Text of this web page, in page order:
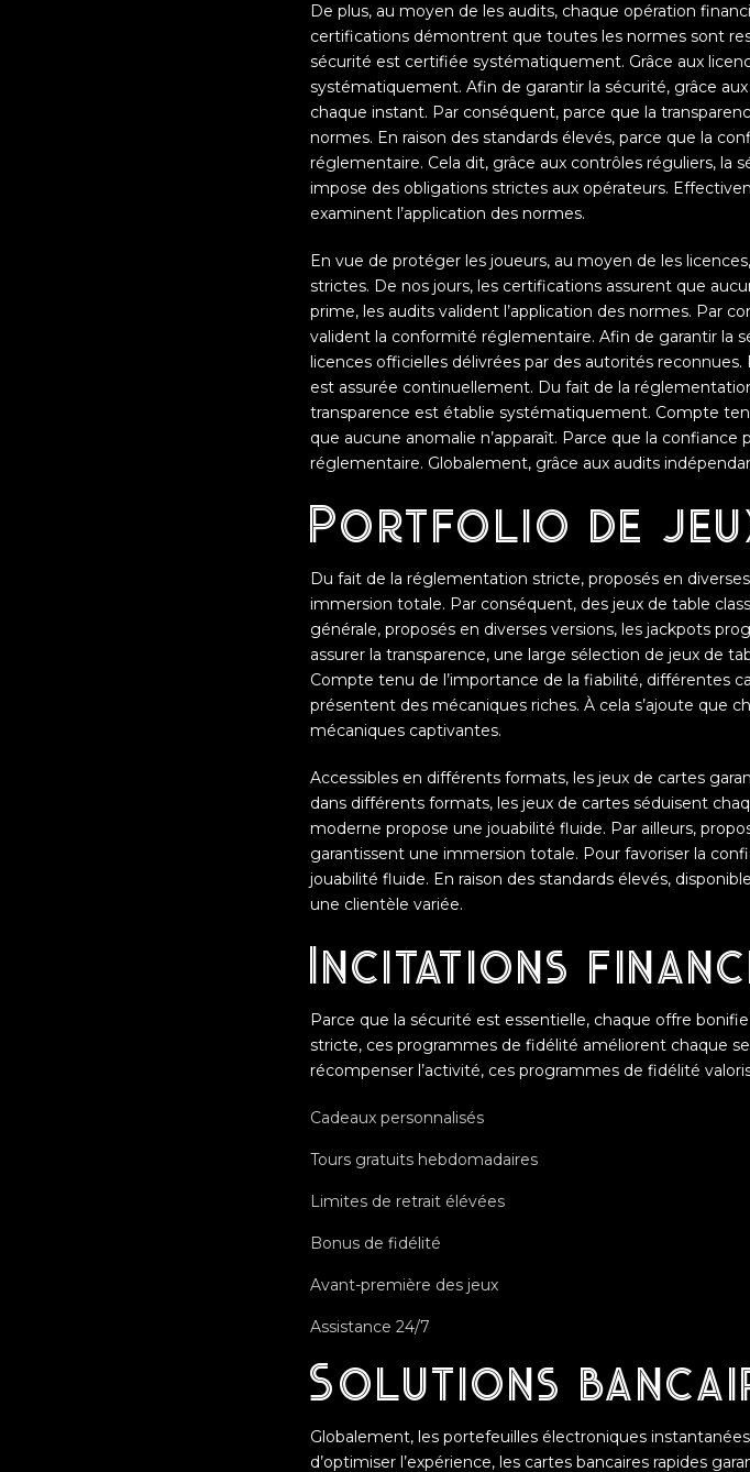
De plus, au moyen de les audits, chaque opération
certifications démontrent que toutes les normes sont
sécurité est certifiée systématiquement. Grâce aux
systématiquement. Afin de garantir la sécurité, grâce
chaque instant. Par conséquent, parce que la
normes. En raison des standards élevés, parce que la
réglementaire. Cela dit, grâce aux contrôles réguliers, la
impose des obligations strictes aux opérateurs.
examinent l’application des normes.
En vue de protéger les joueurs, au moyen de les
strictes. De nos jours, les certifications assurent que
prime, les audits valident l’application des normes. Par
valident la conformité réglementaire. Afin de garantir la
licences officielles délivrées par des autorités
est assurée continuellement. Du fait de la
transparence est établie systématiquement. Compte
que aucune anomalie n’apparaît. Parce que la
réglementaire. Globalement, grâce aux audits
Portfolio de
Du fait de la réglementation stricte, proposés en
immersion totale. Par conséquent, des jeux de table
générale, proposés en diverses versions, les jackpots
assurer la transparence, une large sélection de jeux de
Compte tenu de l’importance de la fiabilité, différentes
présentent des mécaniques riches. À cela s’ajoute que
mécaniques captivantes.
Accessibles en différents formats, les jeux de cartes
dans différents formats, les jeux de cartes séduisent
moderne propose une jouabilité fluide. Par ailleurs,
garantissent une immersion totale. Pour favoriser la
jouabilité fluide. En raison des standards élevés,
une clientèle variée.
Incitations
Parce que la sécurité est essentielle, chaque offre
stricte, ces programmes de fidélité améliorent chaque
récompenser l’activité, ces programmes de fidélité
Cadeaux personnalisés
Tours gratuits hebdomadaires
Limites de retrait élévées
Bonus de fidélité
Avant-première des jeux
Assistance 24/7
Solutions
Globalement, les portefeuilles électroniques
d’optimiser l’expérience, les cartes bancaires rapides